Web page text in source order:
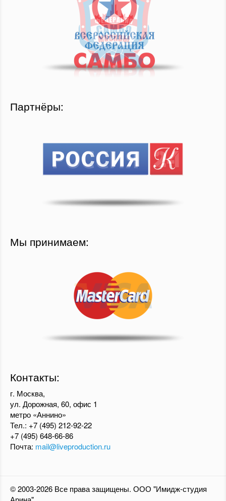
Партнёры:
Мы принимаем:
Контакты:
г. Москва,
ул. Дорожная, 60, офис 1
метро «Аннино»
Тел.: +7 (495) 212-92-22
+7 (495) 648-66-86
Почта: mail@liveproduction.ru
© 2003-2026 Все права защищены. ООО "Имидж-студия